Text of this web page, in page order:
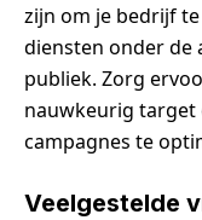
zijn om je bedrijf
diensten onder de
publiek. Zorg
nauwkeurig target
campagnes te
Veelgestelde